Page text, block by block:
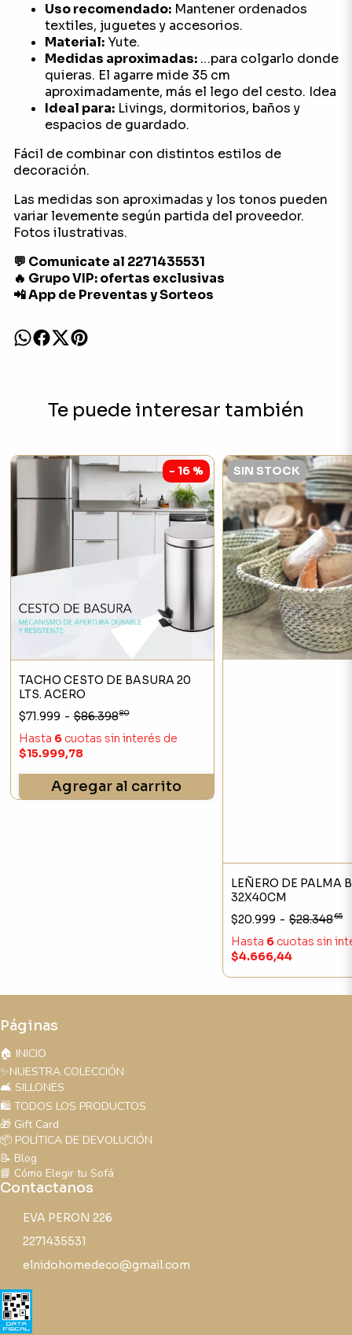
Uso recomendado:Mantener ordenados
textiles, juguetes y accesorios.
Material:Yute.
Medidas aproximadas:…para colgarlo donde
quieras. El agarre mide 35 cm
aproximadamente, más el lego del cesto. Idea
Ideal para:Livings, dormitorios, baños y
espacios de guardado.
Fácil de combinar con distintos estilos de
decoración.
Las medidas son aproximadas y los tonos pueden
variar levemente según partida del proveedor.
Fotos ilustrativas.
💬 Comunicate al 2271435531
🔥 Grupo VIP: ofertas exclusivas
📲 App de Preventas y Sorteos
Te puede interesar también
- 16 %
TACHO CESTO DE BASURA 20
LTS. ACERO
$71.999 - $86.39880
Hasta 6cuotas sin interés de
$15.999,78
Agregar al carrito
SIN STOCK
LEÑERO DE PALMA
32X40CM
$20.999 - $28.34865
Hasta 6 cuotas sin
$4.666,44
Páginas
🏠 INICIO
✨NUESTRA COLECCIÓN
🛋️ SILLONES
🛍️ TODOS LOS PRODUCTOS
🎁 Gift Card
📦 POLÍTICA DE DEVOLUCIÓN
📝 Blog
📘 Cómo Elegir tu Sofá
Contactanos
EVA PERON 226
2271435531
elnidohomedeco@gmail.com